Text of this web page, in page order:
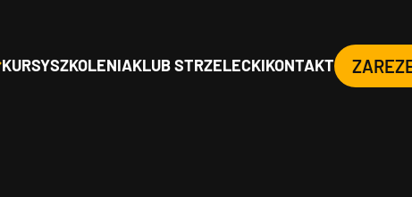
KURSYSZKOLENIAKLUB STRZELECKIKONTAKT